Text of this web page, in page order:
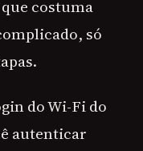
costuma
só
do Wi-Fi do
autenticar